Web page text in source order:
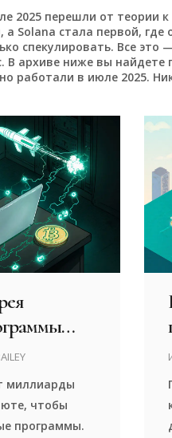
2025 перешли от теории
а Solana стала первой,
спекулировать. Все
В архиве ниже вы найдете
работали в июле 2025.
миллиарды
чтобы
программы.